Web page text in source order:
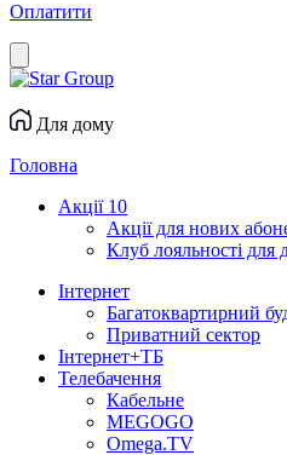
Оплатити
Для дому
Головна
Акції 10
Акції для нових
Клуб лояльності для
Інтернет
Багатоквартирний
Приватний сектор
Інтернет+ТБ
Телебачення
Кабельне
MEGOGO
Omega.TV